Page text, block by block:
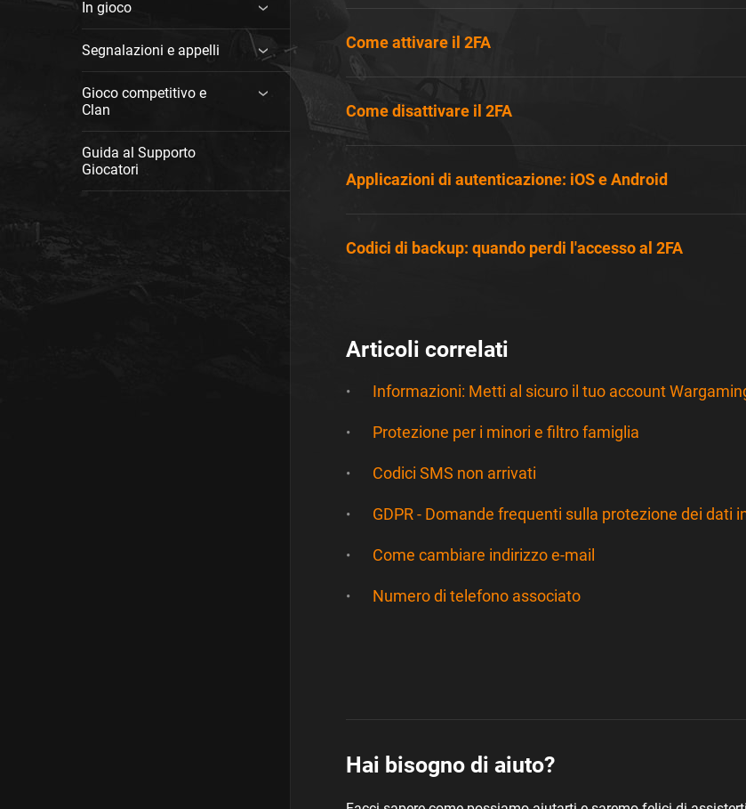
In gioco
Segnalazioni e appelli
Gioco competitivo e
Clan
Guida al Supporto
Giocatori
Come attivare il 2FA
Come disattivare il 2FA
Applicazioni di autenticazione: iOS e Android
Codici di backup: quando perdi l'accesso al 2FA
Articoli correlati
Informazioni: Metti al sicuro il tuo account
Protezione per i minori e filtro famiglia
Codici SMS non arrivati
GDPR - Domande frequenti sulla protezione dei dati
Come cambiare indirizzo e-mail
Numero di telefono associato
Hai bisogno di aiuto?